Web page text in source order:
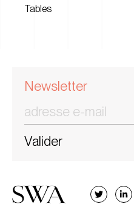
Tables
Newsletter
Valider